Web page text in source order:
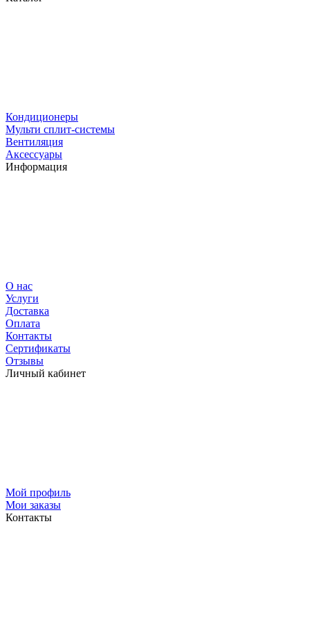
Кондиционеры
Мульти сплит-системы
Вентиляция
Аксессуары
Информация
О нас
Услуги
Доставка
Оплата
Контакты
Сертификаты
Отзывы
Личный кабинет
Мой профиль
Мои заказы
Контакты